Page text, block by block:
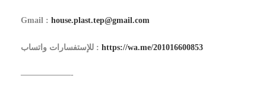
Gmail : house.plast.tep@gmail.com
للإستفسارات واتساب : https://wa.me/201016600853
——————-